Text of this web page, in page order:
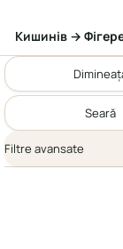
Кишинів →
Seară
Filtre avansate